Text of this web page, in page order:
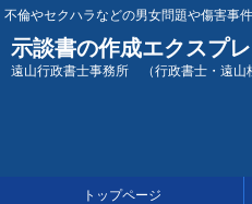
不倫やセクハラなどの男女問題や傷害事
示談書の作成エクスプレ
遠山行政書士事務所 （行政書士・遠山
トップページ